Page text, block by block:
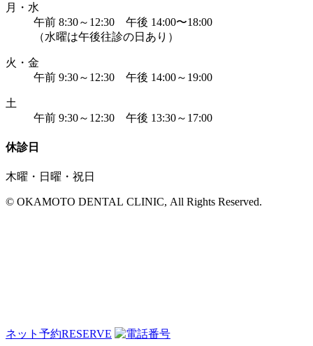
月・水
午前 8:30～12:30 午後 14:00〜18:00
（水曜は午後往診の日あり）
火・金
午前 9:30～12:30 午後 14:00～19:00
土
午前 9:30～12:30 午後 13:30～17:00
休診日
木曜・日曜・祝日
© OKAMOTO DENTAL CLINIC, All Rights Reserved.
ネット予約RESERVE